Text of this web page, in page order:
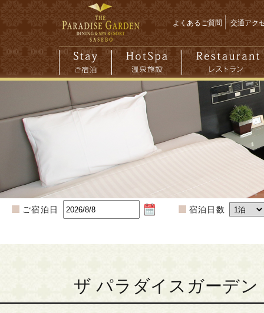
よくあるご質問 交通アク
ご宿泊日 宿泊日数
ザ パラダイスガーデ